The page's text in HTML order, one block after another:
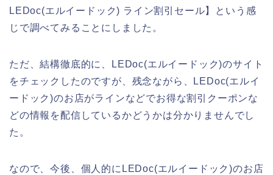
LEDoc(エルイードック) ライン割引セール】という感
じで調べてみることにしました。
ただ、結構徹底的に、LEDoc(エルイードック)のサイト
をチェックしたのですが、残念ながら、LEDoc(エルイ
ードック)のお店がラインなどでお得な割引クーポンな
どの情報を配信しているかどうかは分かりませんでし
た。
なので、今後、個人的にLEDoc(エルイードック)のお店